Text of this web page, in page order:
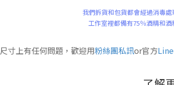
我們拆貨和包貨都會經過消毒處
工作室裡都備有75％酒精和酒
尺寸上有任何問題，歡迎用粉絲團私訊or官方